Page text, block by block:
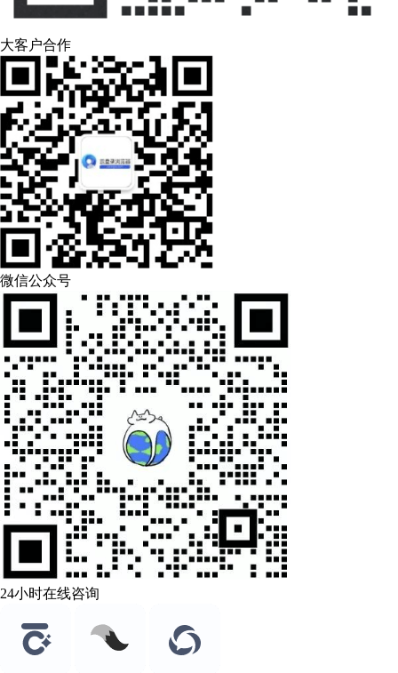
大客户合作
微信公众号
24小时在线咨询